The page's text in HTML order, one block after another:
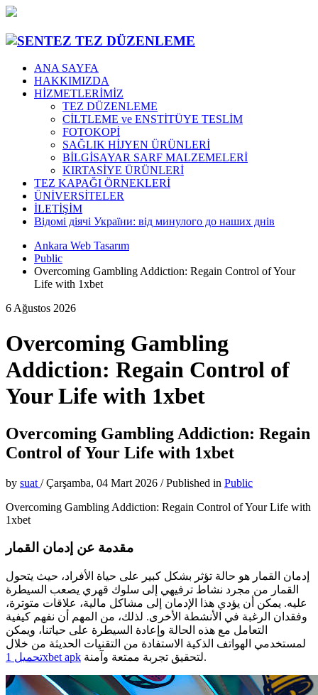
ANA SAYFA
HAKKIMIZDA
HİZMETLERİMİZ
TEZ DÜZENLEME
CİLTLEME ve ENSTİTÜYE TESLİM
FOTOKOPİ
SAĞLIK HİJYEN ÜRÜNLERİ
BİLGİSAYAR SARF MALZEMELERİ
KIRTASİYE ÜRÜNLERİ
TEZ KAPAĞI ÖRNEKLERİ
ÜNİVERSİTELER
İLETİŞİM
Відомі діячі України: від минулого до наших днів
Ankara Web Tasarım
Public
Overcoming Gambling Addiction: Regain Control of Your
Life with 1xbet
6 Ağustos 2026
Overcoming Gambling
Addiction: Regain Control of
Your Life with 1xbet
Overcoming Gambling Addiction: Regain
Control of Your Life with 1xbet
by suat /Çarşamba, 04 Mart 2026 /Published in Public
Overcoming Gambling Addiction: Regain Control of Your Life with
1xbet
مقدمة عن إدمان القمار
إدمان القمار هو حالة تؤثر بشكل كبير على حياة الأفراد، حيث يتحول
القمار من مجرد نشاط ترفيهي إلى سلوك قهري يصعب السيطرة
عليه. يمكن أن يؤدي هذا الإدمان إلى مشاكل مالية، علاقات متوترة،
وفقدان الرغبة في الأنشطة الأخرى. لذلك، من المهم أن نفهم كيفية
التعامل مع هذه الحالة وإعادة السيطرة على حياتنا، ويمكن
لمستخدمي الهواتف الذكية الاستفادة من التقنيات الحديثة من خلال
تحميل 1xbet apk
لتحقيق تجربة ممتعة وآمنة.